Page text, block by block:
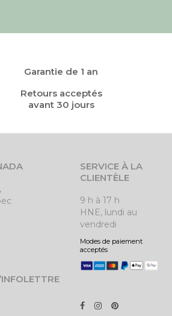
Garantie de 1 an
Retours acceptés
avant 30 jours
SERVICE À LA
CLIENTÈLE
9 h à 17 h
HNE, lundi au
vendredi
Modes de paiement
acceptés